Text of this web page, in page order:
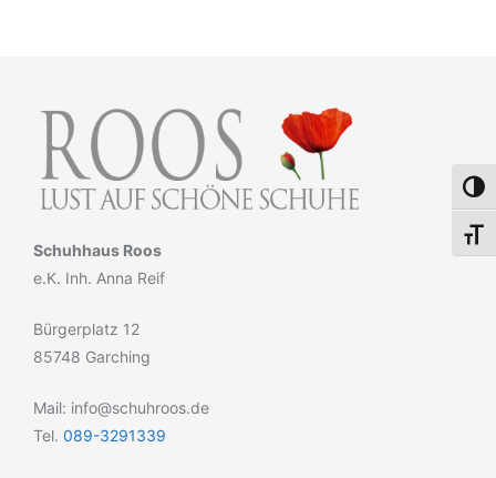
Schuhhaus Roos
e.K. Inh. Anna Reif
Bürgerplatz 12
85748 Garching
Mail: info@schuhroos.de
Tel. 089-3291339